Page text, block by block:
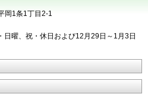
岡1条1丁目2-1
曜、祝・休日および12月29日～1月3日